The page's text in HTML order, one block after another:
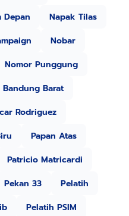
Depan
Napak Tilas
Nobar
Nomor Punggung
Bandung Barat
Rodriguez
Papan Atas
Patricio Matricardi
Pekan 33
Pelatih
Pelatih PSIM